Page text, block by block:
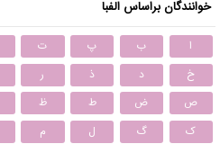
خوانندگان براساس الفبا
ا ب پ ت
خ
د ذ ر
ص
ض ط ظ
ک
گ ل م